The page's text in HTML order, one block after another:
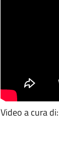
Video a cura di: